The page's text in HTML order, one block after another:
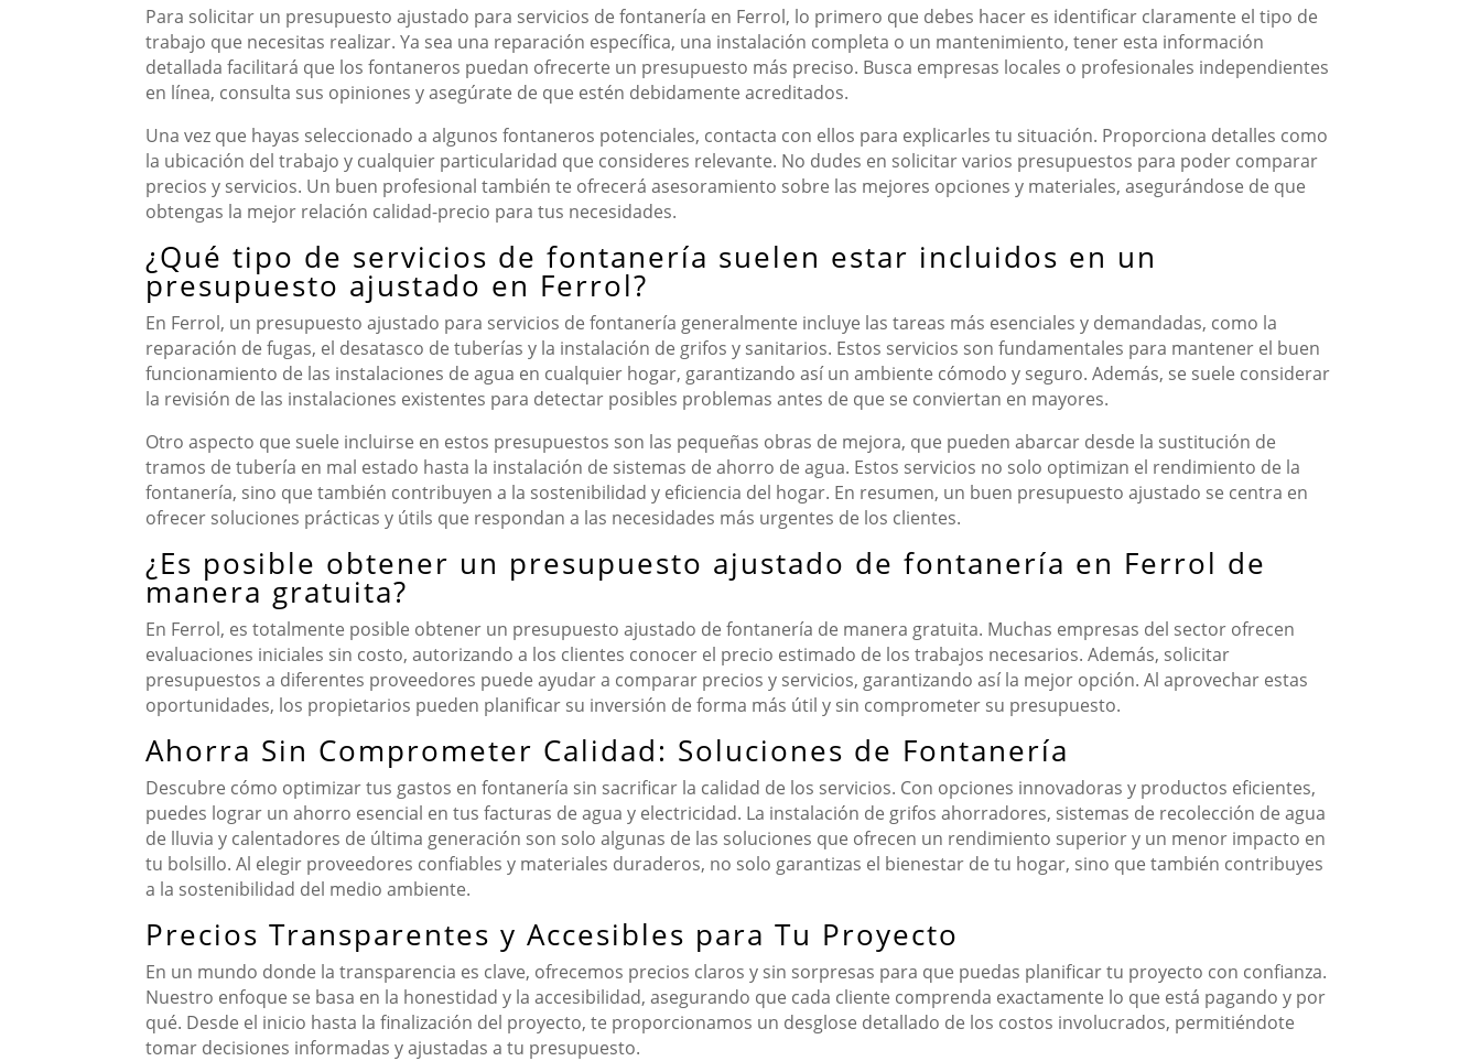
Para solicitar un presupuesto ajustado para servicios de fontanería en Ferrol, lo primero que debes hacer es identificar claramente el tipo de
trabajo que necesitas realizar. Ya sea una reparación específica, una instalación completa o un mantenimiento, tener esta información
detallada facilitará que los fontaneros puedan ofrecerte un presupuesto más preciso. Busca empresas locales o profesionales independientes
en línea, consulta sus opiniones y asegúrate de que estén debidamente acreditados.
Una vez que hayas seleccionado a algunos fontaneros potenciales, contacta con ellos para explicarles tu situación. Proporciona detalles como
la ubicación del trabajo y cualquier particularidad que consideres relevante. No dudes en solicitar varios presupuestos para poder comparar
precios y servicios. Un buen profesional también te ofrecerá asesoramiento sobre las mejores opciones y materiales, asegurándose de que
obtengas la mejor relación calidad-precio para tus necesidades.
¿Qué tipo de servicios de fontanería suelen estar incluidos en un
presupuesto ajustado en Ferrol?
En Ferrol, un presupuesto ajustado para servicios de fontanería generalmente incluye las tareas más esenciales y demandadas, como la
reparación de fugas, el desatasco de tuberías y la instalación de grifos y sanitarios. Estos servicios son fundamentales para mantener el buen
funcionamiento de las instalaciones de agua en cualquier hogar, garantizando así un ambiente cómodo y seguro. Además, se suele considerar
la revisión de las instalaciones existentes para detectar posibles problemas antes de que se conviertan en mayores.
Otro aspecto que suele incluirse en estos presupuestos son las pequeñas obras de mejora, que pueden abarcar desde la sustitución de
tramos de tubería en mal estado hasta la instalación de sistemas de ahorro de agua. Estos servicios no solo optimizan el rendimiento de la
fontanería, sino que también contribuyen a la sostenibilidad y eficiencia del hogar. En resumen, un buen presupuesto ajustado se centra en
ofrecer soluciones prácticas y útils que respondan a las necesidades más urgentes de los clientes.
¿Es posible obtener un presupuesto ajustado de fontanería en Ferrol de
manera gratuita?
En Ferrol, es totalmente posible obtener un presupuesto ajustado de fontanería de manera gratuita. Muchas empresas del sector ofrecen
evaluaciones iniciales sin costo, autorizando a los clientes conocer el precio estimado de los trabajos necesarios. Además, solicitar
presupuestos a diferentes proveedores puede ayudar a comparar precios y servicios, garantizando así la mejor opción. Al aprovechar estas
oportunidades, los propietarios pueden planificar su inversión de forma más útil y sin comprometer su presupuesto.
Ahorra Sin Comprometer Calidad: Soluciones de Fontanería
Descubre cómo optimizar tus gastos en fontanería sin sacrificar la calidad de los servicios. Con opciones innovadoras y productos eficientes,
puedes lograr un ahorro esencial en tus facturas de agua y electricidad. La instalación de grifos ahorradores, sistemas de recolección de agua
de lluvia y calentadores de última generación son solo algunas de las soluciones que ofrecen un rendimiento superior y un menor impacto en
tu bolsillo. Al elegir proveedores confiables y materiales duraderos, no solo garantizas el bienestar de tu hogar, sino que también contribuyes
a la sostenibilidad del medio ambiente.
Precios Transparentes y Accesibles para Tu Proyecto
En un mundo donde la transparencia es clave, ofrecemos precios claros y sin sorpresas para que puedas planificar tu proyecto con confianza.
Nuestro enfoque se basa en la honestidad y la accesibilidad, asegurando que cada cliente comprenda exactamente lo que está pagando y por
qué. Desde el inicio hasta la finalización del proyecto, te proporcionamos un desglose detallado de los costos involucrados, permitiéndote
tomar decisiones informadas y ajustadas a tu presupuesto.